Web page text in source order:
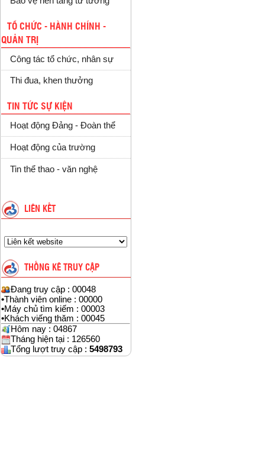
TỔ CHỨC - HÀNH CHÍNH -
QUẢN TRỊ
Công tác tổ chức, nhân sự
Thi đua, khen thưởng
TIN TỨC SỰ KIỆN
Hoạt động Đảng - Đoàn thể
Hoạt động của trường
Tin thể thao - văn nghệ
LIÊN KẾT
THỐNG KÊ TRUY CẬP
Đang truy cập : 00048
•Thành viên online : 00000
•Máy chủ tìm kiếm : 00003
•Khách viếng thăm : 00045
Hôm nay : 04867
Tháng hiện tại : 126560
Tổng lượt truy cập : 5498793